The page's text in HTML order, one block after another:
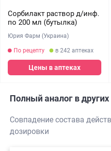
Сорбилакт раствор д/инф.
по 200 мл (бутылка)
Юрия Фарм (Украина)
По рецепту в 242 аптеках
Цены в аптеках
Полный аналог в
Совпадение состава
дозировки